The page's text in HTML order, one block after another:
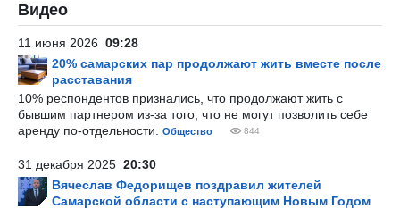
Видео
11 июня 2026 09:28
20% самарских пар продолжают жить вместе после
расставания
10% респондентов признались, что продолжают жить с
бывшим партнером из-за того, что не могут позволить себе
аренду по-отдельности.
Общество 844
31 декабря 2025 20:30
Вячеслав Федорищев поздравил жителей
Самарской области с наступающим Новым Годом